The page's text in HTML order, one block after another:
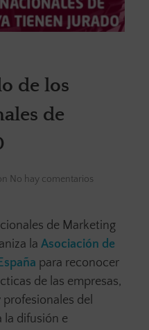
de los
de
No hay comentarios
de Marketing
laAsociación de
para reconocer
de las empresas,
del
la difusión e